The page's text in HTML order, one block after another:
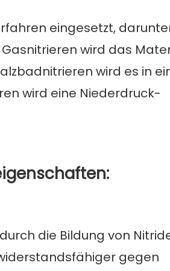
eingesetzt,
wird das
wird es in
wird eine Niederdruck-
die Bildung von
gegen